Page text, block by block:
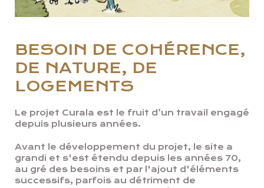
BESOIN DE COHÉRENCE,
DE NATURE, DE
LOGEMENTS
Le projet Curala est le fruit d’un travail engagé
depuis plusieurs années.
Avant le développement du projet, le site a
grandi et s'est étendu depuis les années 70,
au gré des besoins et par l'ajout d'éléments
successifs, parfois au détriment de